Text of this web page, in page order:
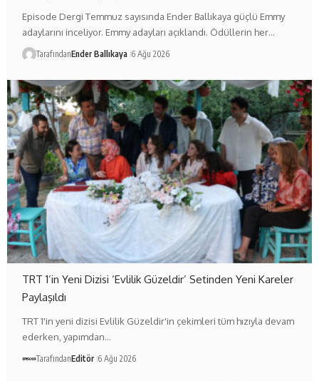
Episode Dergi Temmuz sayısında Ender Ballıkaya güçlü Emmy
adaylarını inceliyor. Emmy adayları açıklandı. Ödüllerin her…
TarafındanEnder Ballıkaya 6 Ağu 2026
TRT 1’in Yeni Dizisi ‘Evlilik Güzeldir’ Setinden Yeni Kareler
Paylaşıldı
TRT 1'in yeni dizisi Evlilik Güzeldir'in çekimleri tüm hızıyla devam
ederken, yapımdan…
TarafındanEditör 6 Ağu 2026